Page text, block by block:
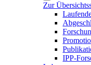
Zur
IPP-